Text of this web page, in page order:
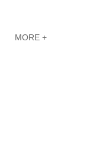
MORE +